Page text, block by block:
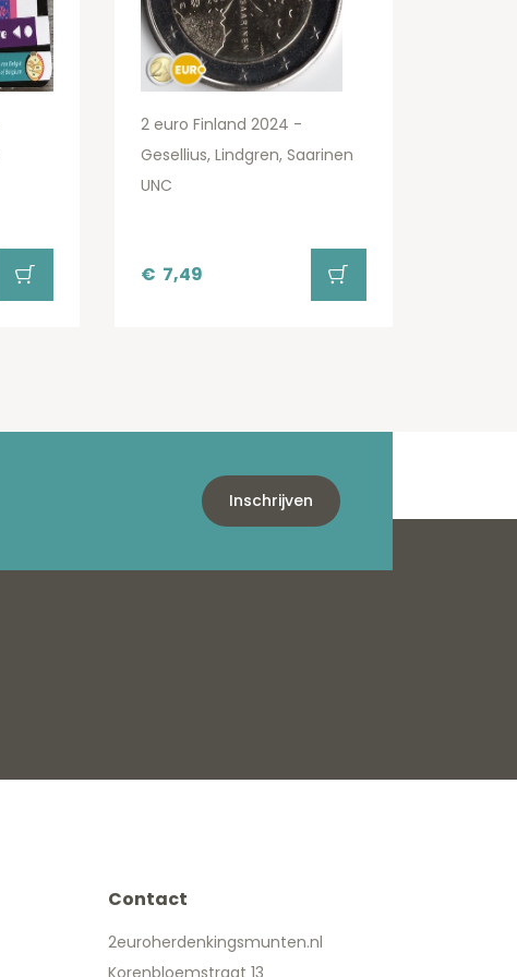
2 euro Finland 2024 -
Gesellius, Lindgren, Saarinen
UNC
€ 7,49
Inschrijven
Contact
2euroherdenkingsmunten.nl